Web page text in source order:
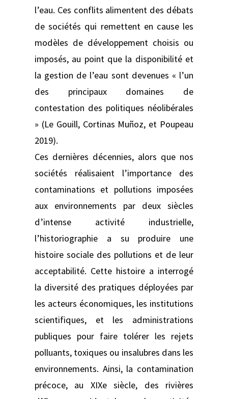
l’eau. Ces conflits alimentent des débats
de sociétés qui remettent en cause les
modèles de développement choisis ou
imposés, au point que la disponibilité et
la gestion de l’eau sont devenues « l’un
des principaux domaines de
contestation des politiques néolibérales
» (Le Gouill, Cortinas Muñoz, et Poupeau
2019).
Ces dernières décennies, alors que nos
sociétés réalisaient l’importance des
contaminations et pollutions imposées
aux environnements par deux siècles
d’intense activité industrielle,
l’historiographie a su produire une
histoire sociale des pollutions et de leur
acceptabilité. Cette histoire a interrogé
la diversité des pratiques déployées par
les acteurs économiques, les institutions
scientifiques, et les administrations
publiques pour faire tolérer les rejets
polluants, toxiques ou insalubres dans les
environnements. Ainsi, la contamination
précoce, au XIXe siècle, des rivières